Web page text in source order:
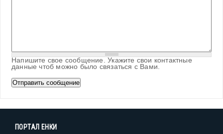
Напишите свое сообщение. Укажите свои контактные
данные чтоб можно было связаться с Вами.
ПОРТАЛ ЕНКИ